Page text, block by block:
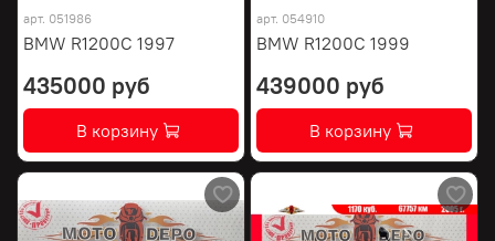
арт. 051986
BMW R1200C 1997
435000 руб
В корзину
арт. 054910
BMW R1200C 1999
439000 руб
В корзину